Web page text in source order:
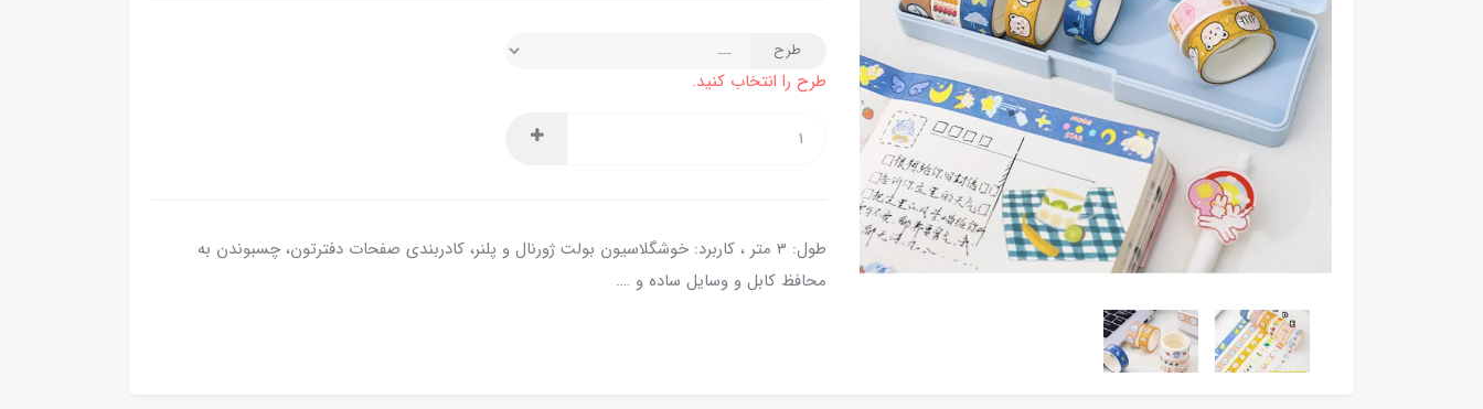
طرح
طرح را انتخاب کنید.
طول: ۳ متر ، کاربرد: خوشگلاسیون بولت ژورنال و پلنر، کادربندی صفحات دفترتون، چسبوندن به
محافظ کابل و وسایل ساده ‌و ….